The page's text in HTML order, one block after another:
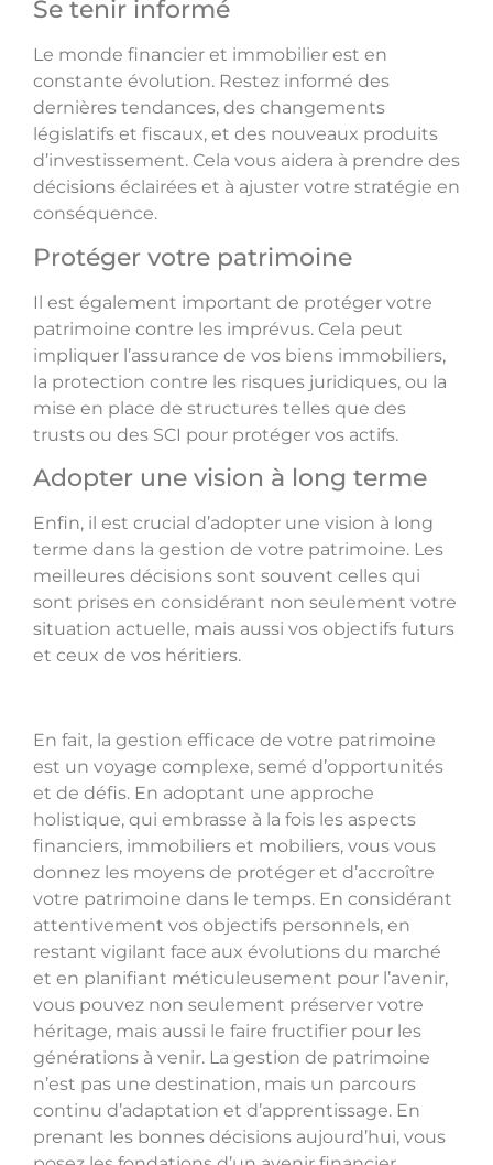
Se tenir informé
Le monde financier et immobilier est en
constante évolution. Restez informé des
dernières tendances, des changements
législatifs et fiscaux, et des nouveaux produits
d’investissement. Cela vous aidera à prendre des
décisions éclairées et à ajuster votre stratégie en
conséquence.
Protéger votre patrimoine
Il est également important de protéger votre
patrimoine contre les imprévus. Cela peut
impliquer l’assurance de vos biens immobiliers,
la protection contre les risques juridiques, ou la
mise en place de structures telles que des
trusts ou des SCI pour protéger vos actifs.
Adopter une vision à long terme
Enfin, il est crucial d’adopter une vision à long
terme dans la gestion de votre patrimoine. Les
meilleures décisions sont souvent celles qui
sont prises en considérant non seulement votre
situation actuelle, mais aussi vos objectifs futurs
et ceux de vos héritiers.
En fait, la gestion efficace de votre patrimoine
est un voyage complexe, semé d’opportunités
et de défis. En adoptant une approche
holistique, qui embrasse à la fois les aspects
financiers, immobiliers et mobiliers, vous vous
donnez les moyens de protéger et d’accroître
votre patrimoine dans le temps. En considérant
attentivement vos objectifs personnels, en
restant vigilant face aux évolutions du marché
et en planifiant méticuleusement pour l’avenir,
vous pouvez non seulement préserver votre
héritage, mais aussi le faire fructifier pour les
générations à venir. La gestion de patrimoine
n’est pas une destination, mais un parcours
continu d’adaptation et d’apprentissage. En
prenant les bonnes décisions aujourd’hui, vous